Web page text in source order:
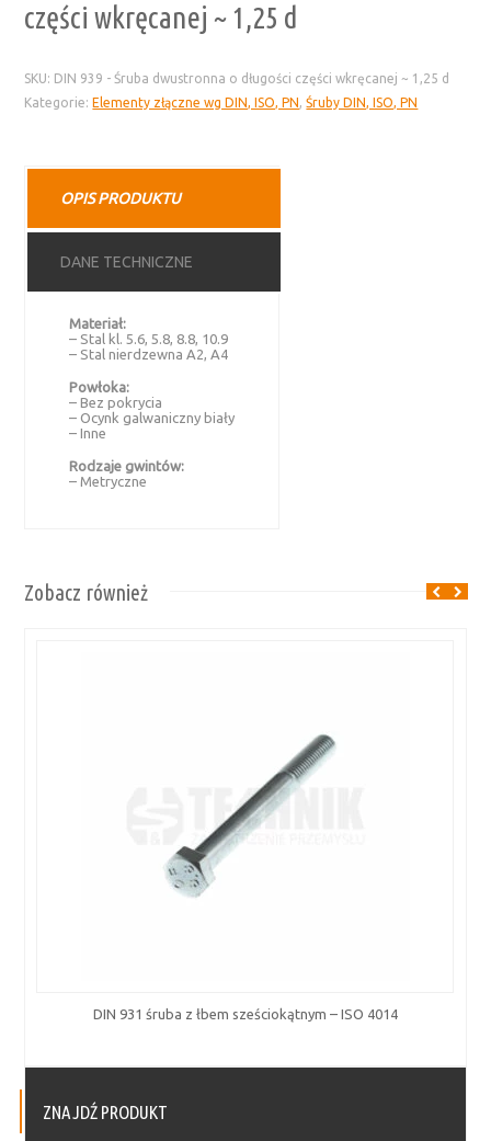
części wkręcanej ~ 1,25 d
SKU: DIN 939 - Śruba dwustronna o długości części wkręcanej ~ 1,25 d
Kategorie:Elementy złączne wg DIN, ISO, PN,Śruby DIN, ISO, PN
OPIS PRODUKTU
DANE TECHNICZNE
Materiał:
– Stal kl. 5.6, 5.8, 8.8, 10.9
– Stal nierdzewna A2, A4
Powłoka:
– Bez pokrycia
– Ocynk galwaniczny biały
– Inne
Rodzaje gwintów:
– Metryczne
Zobacz również
DIN 931 śruba z łbem sześciokątnym – ISO 4014
ZNAJDŹ PRODUKT